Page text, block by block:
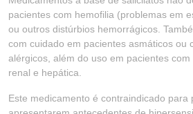
pacientes com hemofilia (problemas em
ou outros distúrbios hemorrágicos.
com cuidado em pacientes asmáticos ou
alérgicos, além do uso em pacientes
renal e hepática.
Este medicamento é contraindicado para